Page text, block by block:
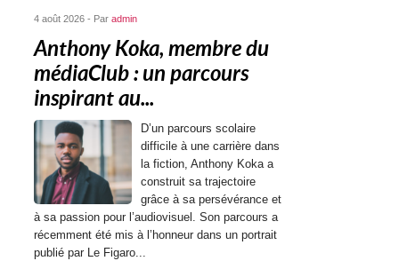
4 août 2026 - Paradmin
Anthony Koka, membre du
médiaClub : un parcours
inspirant au...
D’un parcours scolaire
difficile à une carrière dans
la fiction, Anthony Koka a
construit sa trajectoire
grâce à sa persévérance et
à sa passion pour l’audiovisuel. Son parcours a
récemment été mis à l’honneur dans un portrait
publié par Le Figaro...